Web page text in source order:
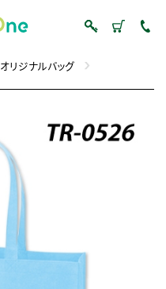
オリジナルバッグ